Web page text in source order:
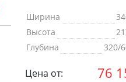
Ширина
Высота
Глубина
320/
Цена от: 76